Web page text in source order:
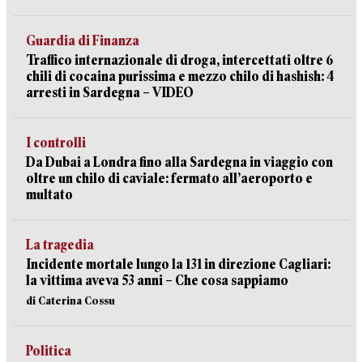
Guardia di Finanza
Traffico internazionale di droga, intercettati oltre 6
chili di cocaina purissima e mezzo chilo di hashish: 4
arresti in Sardegna – VIDEO
I controlli
Da Dubai a Londra fino alla Sardegna in viaggio con
oltre un chilo di caviale: fermato all’aeroporto e
multato
La tragedia
Incidente mortale lungo la 131 in direzione Cagliari:
la vittima aveva 53 anni – Che cosa sappiamo
di Caterina Cossu
Politica